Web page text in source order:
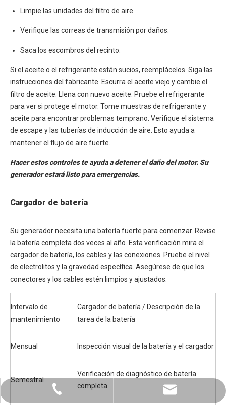
Limpie las unidades del filtro de aire.
Verifique las correas de transmisión por daños.
Saca los escombros del recinto.
Si el aceite o el refrigerante están sucios, reemplácelos. Siga las
instrucciones del fabricante. Escurra el aceite viejo y cambie el
filtro de aceite. Llena con nuevo aceite. Pruebe el refrigerante
para ver si protege el motor. Tome muestras de refrigerante y
aceite para encontrar problemas temprano. Verifique el sistema
de escape y las tuberías de inducción de aire. Esto ayuda a
mantener el flujo de aire fuerte.
Hacer estos controles te ayuda a detener el daño del motor. Su
generador estará listo para emergencias.
Cargador de batería
Su generador necesita una batería fuerte para comenzar. Revise
la batería completa dos veces al año. Esta verificación mira el
cargador de batería, los cables y las conexiones. Pruebe el nivel
de electrolitos y la gravedad específica. Asegúrese de que los
conectores y los cables estén limpios y ajustados.
Intervalo de
mantenimiento
Cargador de batería / Descripción de la
tarea de la batería
Mensual Inspección visual de la batería y el cargador
Semestral
Verificación de diagnóstico de batería
completa
+86-0731-8873 0808
liyu@liyupower.com